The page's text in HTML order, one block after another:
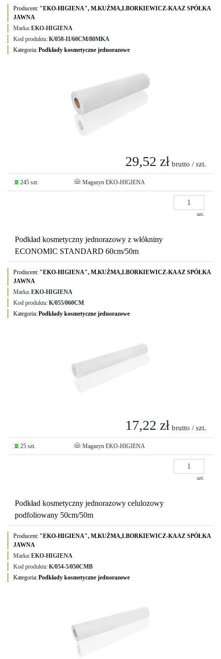
Producent: "EKO-HIGIENA", M.KUŹMA,I.BORKIEWICZ-KAAZ SPÓŁKA
JAWNA
Marka:EKO-HIGIENA
Kod produktu:K/058-II/60CM/80MKA
Kategoria:Podkłady kosmetyczne jednorazowe
29,52 zł brutto / szt.
245 szt. Magazyn EKO-HIGIENA
szt.
Podkład kosmetyczny jednorazowy z włókniny
ECONOMIC STANDARD 60cm/50m
Producent: "EKO-HIGIENA", M.KUŹMA,I.BORKIEWICZ-KAAZ SPÓŁKA
JAWNA
Marka:EKO-HIGIENA
Kod produktu:K/055/060CM
Kategoria:Podkłady kosmetyczne jednorazowe
17,22 zł brutto / szt.
25 szt. Magazyn EKO-HIGIENA
szt.
Podkład kosmetyczny jednorazowy celulozowy
podfoliowany 50cm/50m
Producent: "EKO-HIGIENA", M.KUŹMA,I.BORKIEWICZ-KAAZ SPÓŁKA
JAWNA
Marka:EKO-HIGIENA
Kod produktu:K/054-5/050CMB
Kategoria:Podkłady kosmetyczne jednorazowe